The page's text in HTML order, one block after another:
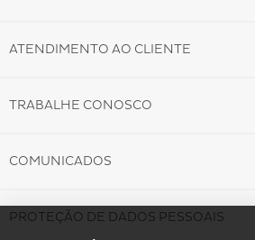
ATENDIMENTO AO CLIENTE
TRABALHE CONOSCO
COMUNICADOS
PROTEÇÃO DE DADOS PESSOAIS